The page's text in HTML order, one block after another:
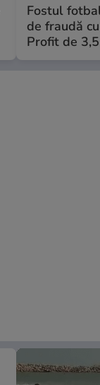
Fostul
de fraudă
Profit de